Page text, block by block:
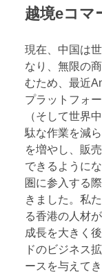
越境eコマ
現在、中国は
なり、無限の
むため、最近
プラットフォ
（そして世界
駄な作業を減
を増やし、販
できるように
圏に参入する
きました。私
る香港の人材
成長を大きく
ドのビジネス
ースを与えて